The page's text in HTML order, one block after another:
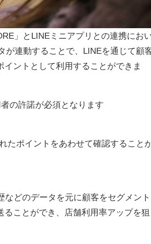
」とLINEミニアプリとの連携にお
が連動することで、LINEを通じて顧
ントとして利用することができま
の許諾が必須となります
たポイントをあわせて確認すること
どのデータを元に顧客をセグメント
ことができ、店舗利用率アップを狙